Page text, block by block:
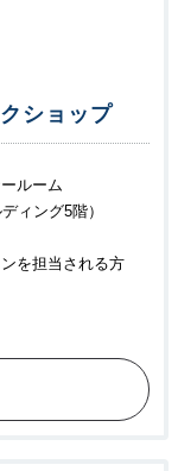
ショップ
ルーム
ィング5階）
を担当される方